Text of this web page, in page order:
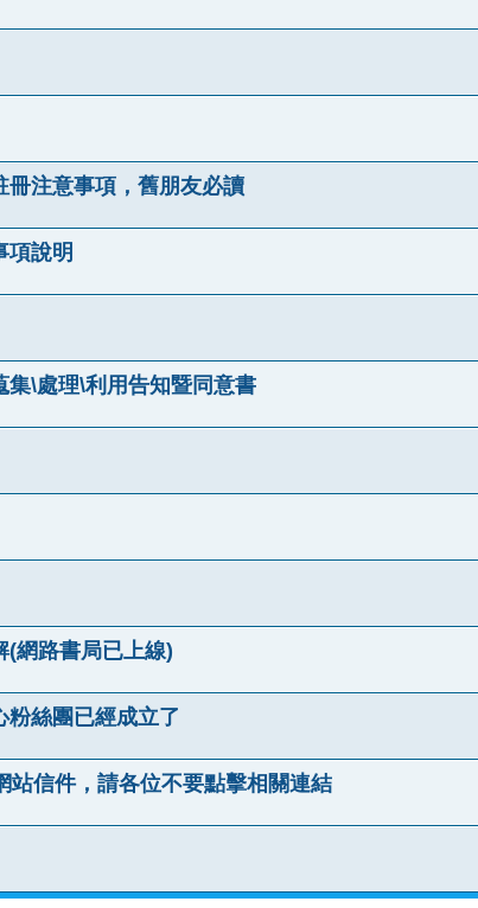
冊注意事項，舊朋友必讀
項說明
集\處理\利用告知暨同意書
(網路書局已上線)
粉絲團已經成立了
站信件，請各位不要點擊相關連結